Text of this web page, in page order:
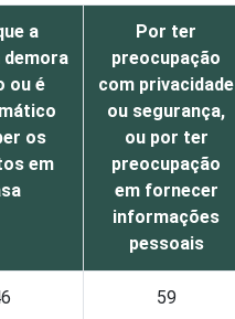
a
ou é
os
em
Por ter
preocupação
com privacidade
ou segurança,
ou por ter
preocupação
em fornecer
informações
pessoais
59